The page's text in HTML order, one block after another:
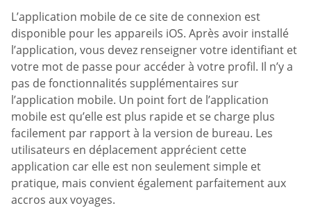
L’application mobile de ce site de connexion est
disponible pour les appareils iOS. Après avoir installé
l’application, vous devez renseigner votre identifiant et
votre mot de passe pour accéder à votre profil. Il n’y a
pas de fonctionnalités supplémentaires sur
l’application mobile. Un point fort de l’application
mobile est qu’elle est plus rapide et se charge plus
facilement par rapport à la version de bureau. Les
utilisateurs en déplacement apprécient cette
application car elle est non seulement simple et
pratique, mais convient également parfaitement aux
accros aux voyages.